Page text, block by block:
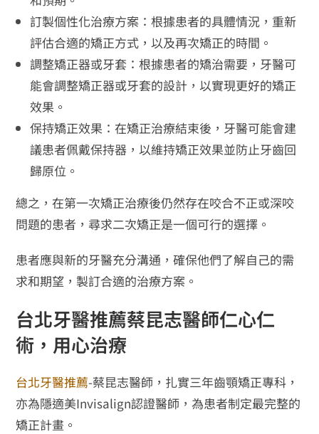
訂製個性化治療方案：根據患者的具體情況，重新
評估合適的矯正方式，以及再次矯正的時間。
調整矯正器或牙套：根據患者的矯治需要，牙醫可
能會調整矯正器或牙套的設計，以實現更好的矯正
效果。
保持矯正效果：在矯正治療結束後，牙醫可能會建
議患者佩戴保持器，以維持矯正效果並防止牙齒回
歸原位。
總之，在第一次矯正治療後仍然存在咬合不正或深咬
問題的患者，尋求二次矯正是一個可行的選擇。
患者應與新的牙醫充分溝通，確保他們了解自己的需
求和期望，製訂合適的治療方案。
台北牙醫推薦蔡昆志醫師仁心仁
術，用心治療
台北牙醫推薦-蔡昆志醫師，扎實三年齒顎矯正專科，
亦為隱適美Invisalign認證醫師，為患者制定最完整的
矯正計畫。